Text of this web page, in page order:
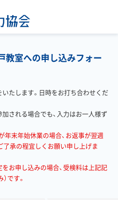
教室への申し込みフォー
たします。日時をお打ち合わせくだ
される場合でも、入力はお一人様ず
末年始休業の場合、お返事が翌週
了承の程宜しくお願い申し上げま
お申し込みの場合、受検料は上記記
です。